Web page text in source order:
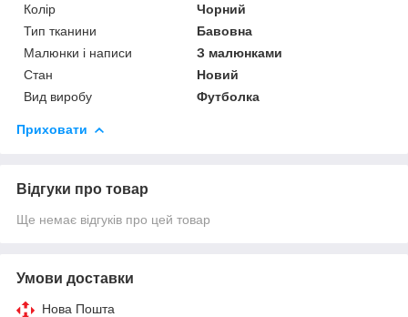
Колір
Чорний
Тип тканини
Бавовна
Малюнки і написи
З малюнками
Стан
Новий
Вид виробу
Футболка
Приховати
Відгуки про товар
Ще немає відгуків про цей товар
Умови доставки
Нова Пошта